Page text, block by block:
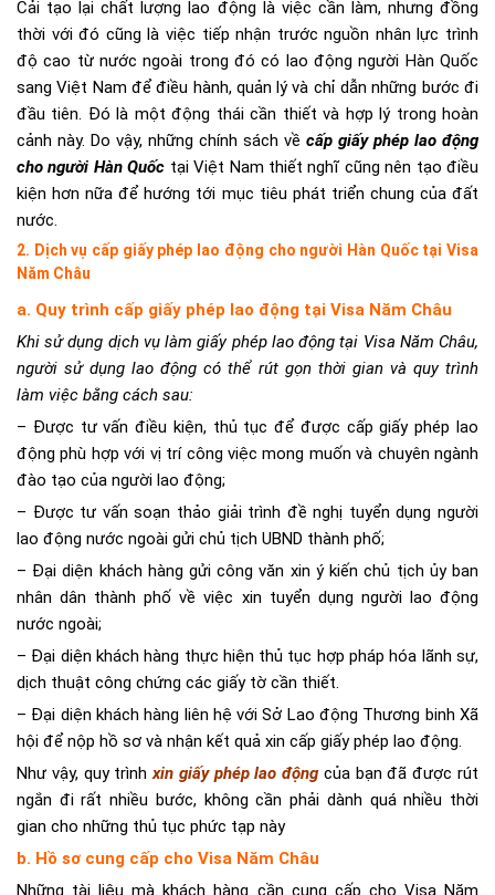
Cải tạo lại chất lượng lao động là việc cần làm, nhưng đồng
thời với đó cũng là việc tiếp nhận trước nguồn nhân lực trình
độ cao từ nước ngoài trong đó có lao động người Hàn Quốc
sang Việt Nam để điều hành, quản lý và chỉ dẫn những bước đi
đầu tiên. Đó là một động thái cần thiết và hợp lý trong hoàn
cảnh này. Do vậy, những chính sách về cấp giấy phép lao động
cho người Hàn Quốc tại Việt Nam thiết nghĩ cũng nên tạo điều
kiện hơn nữa để hướng tới mục tiêu phát triển chung của đất
nước.
2. Dịch vụ cấp giấy phép lao động cho người Hàn Quốc tại Visa
Năm Châu
a. Quy trình cấp giấy phép lao động tại Visa Năm Châu
Khi sử dụng dịch vụ làm giấy phép lao động tại Visa Năm Châu,
người sử dụng lao động có thể rút gọn thời gian và quy trình
làm việc bằng cách sau:
– Được tư vấn điều kiện, thủ tục để được cấp giấy phép lao
động phù hợp với vị trí công việc mong muốn và chuyên ngành
đào tạo của người lao động;
– Được tư vấn soạn thảo giải trình đề nghị tuyển dụng người
lao động nước ngoài gửi chủ tịch UBND thành phố;
– Đại diện khách hàng gửi công văn xin ý kiến chủ tịch ủy ban
nhân dân thành phố về việc xin tuyển dụng người lao động
nước ngoài;
– Đại diện khách hàng thực hiện thủ tục hợp pháp hóa lãnh sự,
dịch thuật công chứng các giấy tờ cần thiết.
– Đại diện khách hàng liên hệ với Sở Lao động Thương binh Xã
hội để nộp hồ sơ và nhận kết quả xin cấp giấy phép lao động.
Như vậy, quy trình xin giấy phép lao động của bạn đã được rút
ngắn đi rất nhiều bước, không cần phải dành quá nhiều thời
gian cho những thủ tục phức tạp này
b. Hồ sơ cung cấp cho Visa Năm Châu
Những tài liệu mà khách hàng cần cung cấp cho Visa Năm